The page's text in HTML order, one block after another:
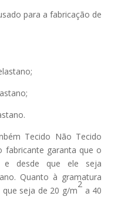
para a fabricação de
Tecido Não Tecido
fabricante garanta que o
e desde que ele seja
Quanto à gramatura
seja de 20 g/m
2
a 40